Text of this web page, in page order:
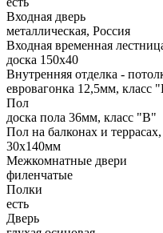
Входная дверь
металлическая, Россия
Входная временная
доска 150х40
Внутренняя отделка -
евровагонка 12,5мм, класс
Пол
доска пола 36мм, класс "B"
Пол на балконах и
30x140мм
Межкомнатные двери
филенчатые
Полки
есть
Дверь